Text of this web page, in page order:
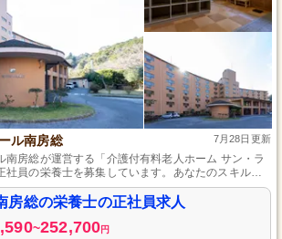
ル南房総 7月28日更新
南房総が運営する「介護付有料老人ホーム サン・ラ
社員の栄養士を募集しています。あなたのスキルを
をサポートしませんか？温かいチームとの協働で、
事を提供することで、入居者の皆様の生活の質を向
。資格や経験を活かし、安心して働ける環境で新た
う。応募をお待ちしております。
房総の栄養士の正社員求人
~252,700円